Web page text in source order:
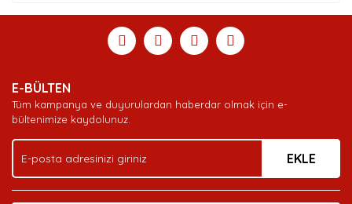
E-BÜLTEN
Tüm kampanya ve duyurulardan haberdar olmak için e-
bültenimize kaydolunuz.
EKLE